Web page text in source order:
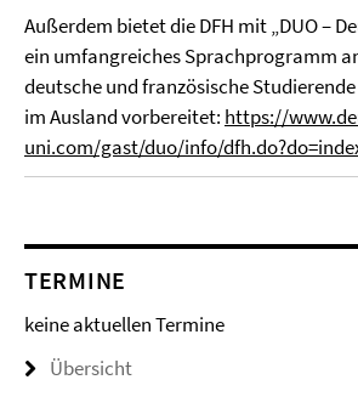
Außerdem bietet die DFH mit „DUO –
ein umfangreiches Sprachprogramm
deutsche und französische
im Ausland vorbereitet: https://
uni.com/gast/duo/info/
TERMINE
keine aktuellen Termine
Übersicht